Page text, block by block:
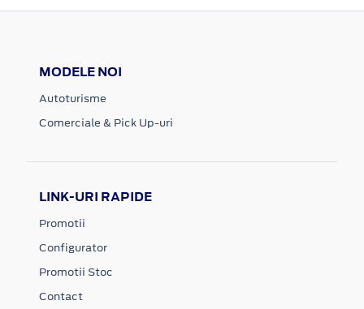
MODELE NOI
Autoturisme
Comerciale & Pick Up-uri
LINK-URI RAPIDE
Promotii
Configurator
Promotii Stoc
Contact